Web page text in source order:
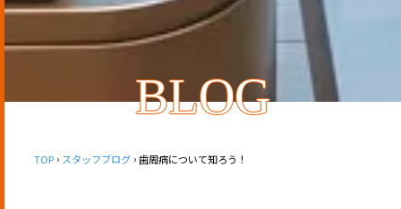
BLOG
TOP スタッフブログ 歯周病について知ろう！